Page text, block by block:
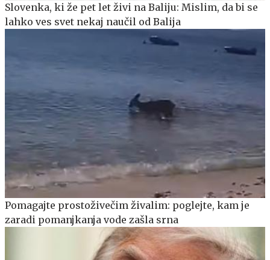
Slovenka, ki že pet let živi na Baliju: Mislim, da bi se
lahko ves svet nekaj naučil od Balija
Pomagajte prostoživečim živalim: poglejte, kam je
zaradi pomanjkanja vode zašla srna